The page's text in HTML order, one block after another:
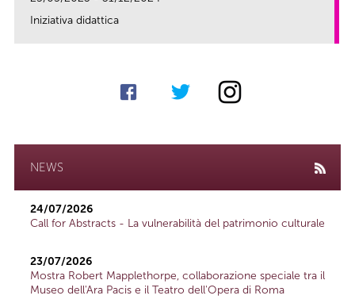
Iniziativa didattica
NEWS
24/07/2026
Call for Abstracts - La vulnerabilità del patrimonio culturale
23/07/2026
Mostra Robert Mapplethorpe, collaborazione speciale tra il
Museo dell'Ara Pacis e il Teatro dell'Opera di Roma